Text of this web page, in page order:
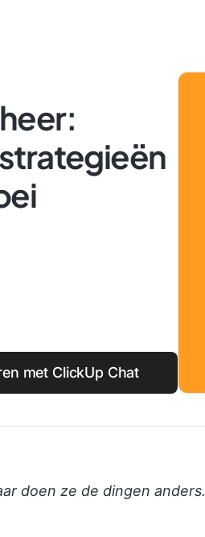
met ClickUp Chat
doen ze de dingen anders.